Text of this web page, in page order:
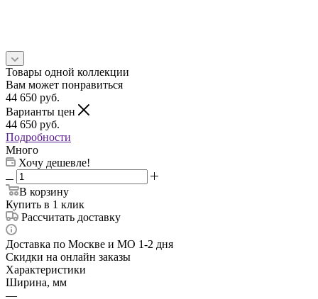
Товары одной коллекции
Вам может понравиться
44 650 руб.
Варианты цен
44 650 руб.
Подробности
Много
Хочу дешевле!
В корзину
Купить в 1 клик
Рассчитать доставку
Доставка по Москве и МО 1-2 дня
Скидки на онлайн заказы
Характеристики
Ширина, мм
—